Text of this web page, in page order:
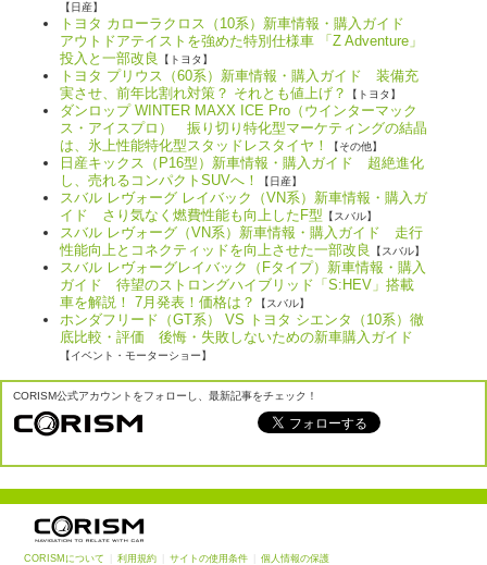
【日産】
トヨタ カローラクロス（10系）新車情報・購入ガイド
アウトドアテイストを強めた特別仕様車 「Z Adventure」
投入と一部改良
【トヨタ】
トヨタ プリウス（60系）新車情報・購入ガイド 装備充
実させ、前年比割れ対策？ それとも値上げ？
【トヨタ】
ダンロップ WINTER MAXX ICE Pro（ウインターマック
ス・アイスプロ） 振り切り特化型マーケティングの結晶
は、氷上性能特化型スタッドレスタイヤ！
【その他】
日産キックス（P16型）新車情報・購入ガイド 超絶進化
し、売れるコンパクトSUVへ！
【日産】
スバル レヴォーグ レイバック（VN系）新車情報・購入ガ
イド さり気なく燃費性能も向上したF型 【スバル】
スバル レヴォーグ（VN系）新車情報・購入ガイド 走行
性能向上とコネクティッドを向上させた一部改良
【スバル】
スバル レヴォーグレイバック（Fタイプ）新車情報・購入
ガイド 待望のストロングハイブリッド「S:HEV」搭載
車を解説！ 7月発表！価格は？
【スバル】
ホンダフリード（GT系） VS トヨタ シエンタ（10系）徹
底比較・評価 後悔・失敗しないための新車購入ガイド
【イベント・モーターショー】
CORISM公式アカウントをフォローし、最新記事をチェック！
CORISMについて 利用規約 サイトの使用条件 個人情報の保護